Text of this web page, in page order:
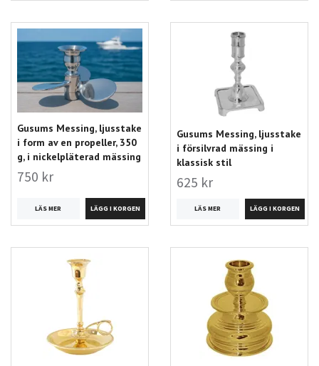
Gusums Messing, ljusstake
i form av en propeller, 350
g, i nickelpläterad mässing
750 kr
LÄS MER
Gusums Messing, ljusstake
i försilvrad mässing i
klassisk stil
625 kr
LÄS MER